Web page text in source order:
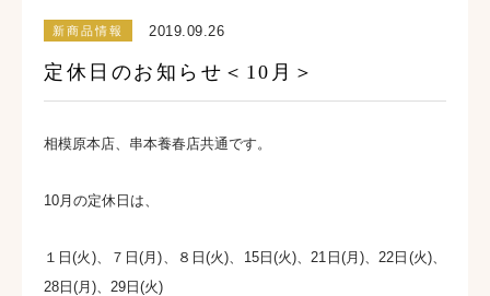
新商品情報 2019.09.26
定休日のお知らせ＜10月＞
相模原本店、串本養春店共通です。
10月の定休日は、
１日(火)、７日(月)、８日(火)、15日(火)、21日(月)、22日(火)、
28日(月)、29日(火)